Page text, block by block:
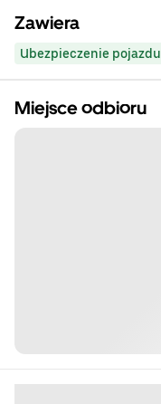
Zawiera
Ubezpieczenie pojazdu
Miejsce odbioru